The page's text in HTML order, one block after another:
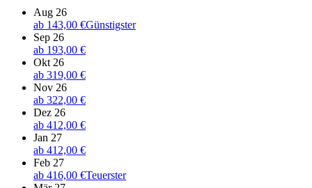
Aug 26
ab 143,00 €Günstigster
Sep 26
ab 193,00 €
Okt 26
ab 319,00 €
Nov 26
ab 322,00 €
Dez 26
ab 412,00 €
Jan 27
ab 412,00 €
Feb 27
ab 416,00 €Teuerster